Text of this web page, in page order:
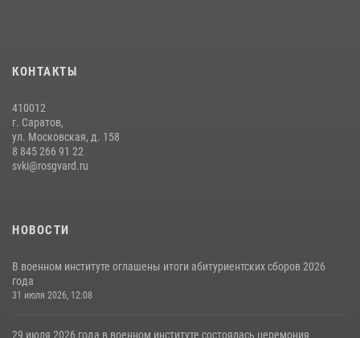
31 июля 2026, 12:08
КОНТАКТЫ
410012
г. Саратов,
ул. Московская, д. 158
8 845 266 91 22
svki@rosgvard.ru
НОВОСТИ
В военном институте оглашены итоги абитуриентских сборов 2026
года
31 июля 2026, 12:08
29 июля 2026 года в военном институте состоялась церемония